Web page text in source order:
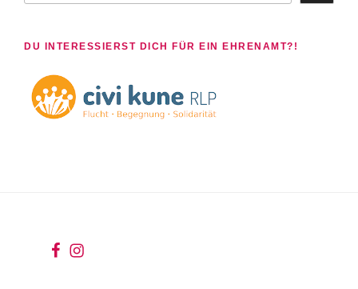
DU INTERESSIERST DICH FÜR EIN EHRENAMT?!
wir wir